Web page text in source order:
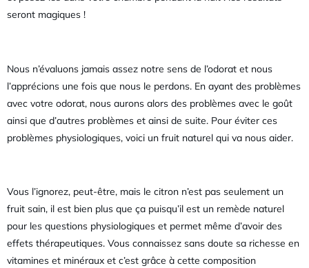
seront magiques !
Nous n’évaluons jamais assez notre sens de l’odorat et nous
l’apprécions une fois que nous le perdons. En ayant des problèmes
avec votre odorat, nous aurons alors des problèmes avec le goût
ainsi que d’autres problèmes et ainsi de suite. Pour éviter ces
problèmes physiologiques, voici un fruit naturel qui va nous aider.
Vous l’ignorez, peut-être, mais le citron n’est pas seulement un
fruit sain, il est bien plus que ça puisqu’il est un remède naturel
pour les questions physiologiques et permet même d’avoir des
effets thérapeutiques. Vous connaissez sans doute sa richesse en
vitamines et minéraux et c’est grâce à cette composition